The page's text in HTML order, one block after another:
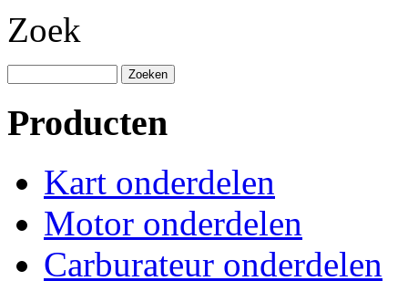
Zoek
Producten
Kart onderdelen
Motor onderdelen
Carburateur onderdelen